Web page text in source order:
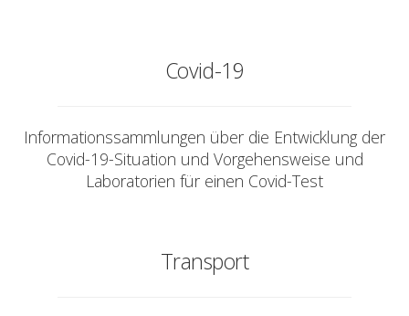
Covid-19
Informationssammlungen über die Entwicklung der
Covid-19-Situation und Vorgehensweise und
Laboratorien für einen Covid-Test
Transport